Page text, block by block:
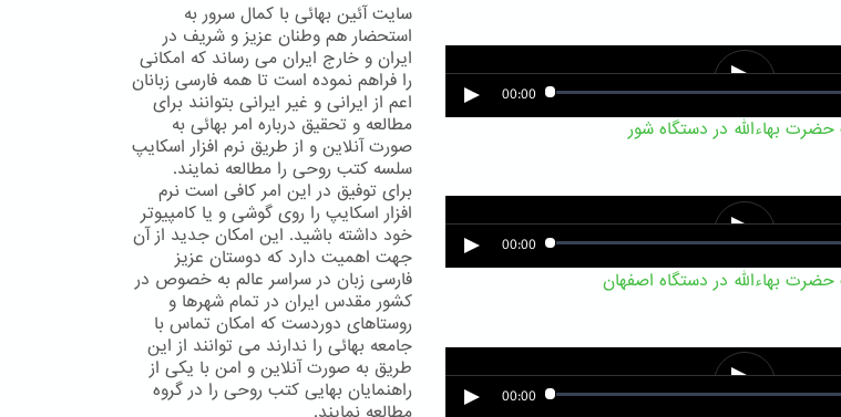
00:00
00:00
00:00
سایت آئین بهائی با کمال سرور به
استحضار هم وطنان عزیز و شریف در
ایران و خارج ایران می رساند که امکانی
را فراهم نموده است تا همه فارسی زبانان
اعم از ایرانی و غیر ایرانی بتوانند برای
مطالعه و تحقیق درباره امر بهائی به
صورت آنلاین و از طریق نرم افزار اسکایپ
سلسه کتب روحی را مطالعه نمایند.
برای توفیق در این امر کافی است نرم
افزار اسکایپ را روی گوشی و یا کامپیوتر
خود داشته باشید. این امکان جدید از آن
جهت اهمیت دارد که دوستان عزیز
فارسی زبان در سراسر عالم به خصوص در
کشور مقدس ایران در تمام شهرها و
روستاهای دوردست که امکان تماس با
جامعه بهائی را ندارند می توانند از این
طریق به صورت آنلاین و امن با یکی از
راهنمایان بهایی کتب روحی را در گروه